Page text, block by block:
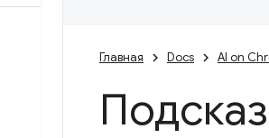
Главная Docs AI on